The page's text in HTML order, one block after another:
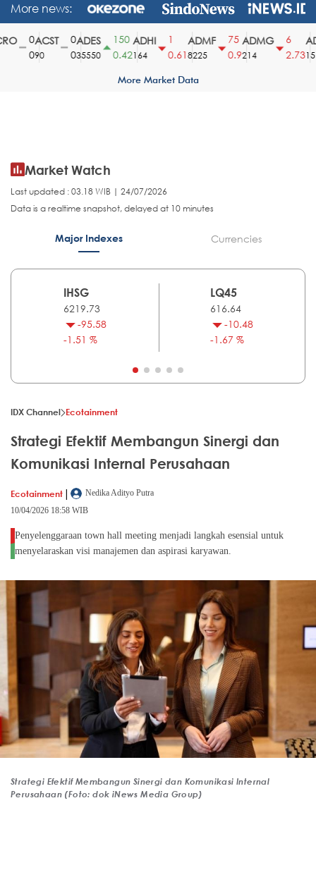
More news:
ACST
90
ADES
35550
150
0.42
ADHI
164
0.61
ADMF
8225
75
0.9
ADMG
214
2.731510
More Market Data
Market Watch
Last updated : 03.18 WIB | 24/07/2026
Data is a realtime snapshot, delayed at 10 minutes
Major Indexes Currencies
IHSG
6219.73
-95.58
-1.51 %
LQ45
616.64
-10.48
-1.67 %
IDX Channel Ecotainment
Strategi Efektif Membangun Sinergi dan
Komunikasi Internal Perusahaan
Ecotainment |
Nedika Adityo Putra
10/04/2026 18:58 WIB
Penyelenggaraan town hall meeting menjadi langkah esensial untuk
menyelaraskan visi manajemen dan aspirasi karyawan.
Strategi Efektif Membangun Sinergi dan Komunikasi Internal
Perusahaan (Foto: dok iNews Media Group)